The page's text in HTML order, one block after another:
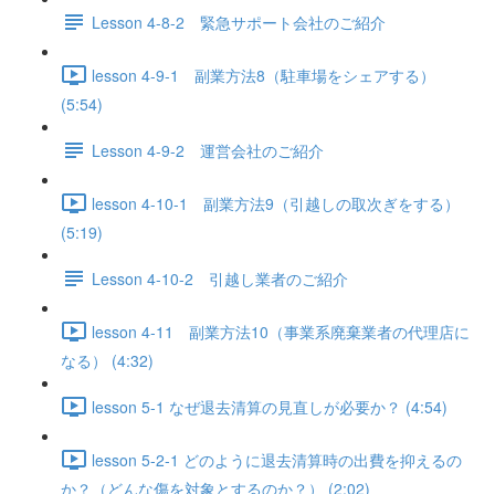
Lesson 4-8-2 緊急サポート会社のご紹介
lesson 4-9-1 副業方法8（駐車場をシェアする）
(5:54)
Lesson 4-9-2 運営会社のご紹介
lesson 4-10-1 副業方法9（引越しの取次ぎをする）
(5:19)
Lesson 4-10-2 引越し業者のご紹介
lesson 4-11 副業方法10（事業系廃棄業者の代理店に
なる） (4:32)
lesson 5-1 なぜ退去清算の見直しが必要か？ (4:54)
lesson 5-2-1 どのように退去清算時の出費を抑えるの
か？（どんな傷を対象とするのか？） (2:02)